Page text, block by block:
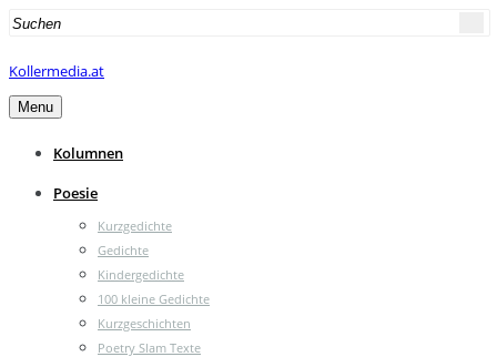
Search
Kollermedia.at
Menu
Kolumnen
Poesie
Kurzgedichte
Gedichte
Kindergedichte
100 kleine Gedichte
Kurzgeschichten
Poetry Slam Texte